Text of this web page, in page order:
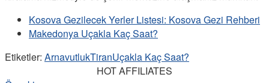
Kosova Gezilecek Yerler Listesi: Kosova Gezi Rehberi
Makedonya Uçakla Kaç Saat?
Etiketler: ArnavutlukTiranUçakla Kaç Saat?
HOT AFFILIATES